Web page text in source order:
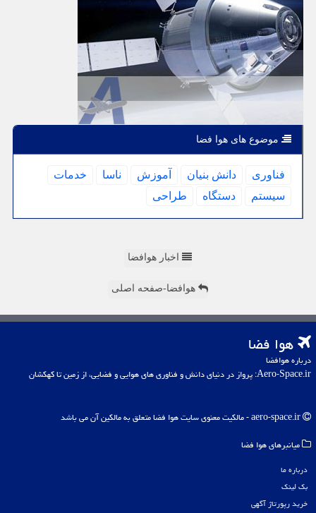
موضوع های هوا فضا
فناوری دانش بنیان آموزش ناسا
خدمات
سیستم
دستگاه طراحی
اخبار هوافضا
هوافضا-صفحه اصلی
هوا فضا
درباره هوافضا
Aero-Space.ir: پرواز در دنیای دانش و فناوری های هوایی و فضایی، از زمین تا کهکشان
میانبرهای هوا فضا
درباره ما
بک لینک
خرید رپورتاژ آگهی